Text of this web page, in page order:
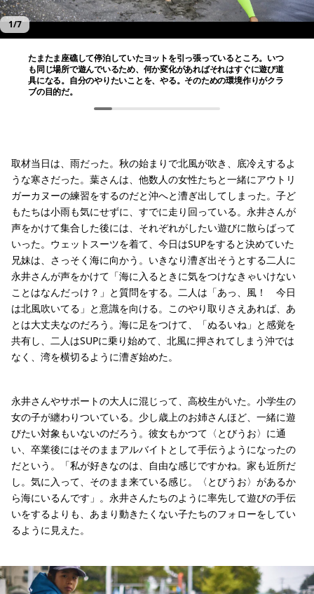
1/7
たまたま座礁して停泊していたヨットを引っ張っているところ。いつ
も同じ場所で遊んでいるため、何か変化があればそれはすぐに遊び道
具になる。自分のやりたいことを、やる。そのための環境作りがクラ
ブの目的だ。
取材当日は、雨だった。秋の始まりで北風が吹き、底冷えするよ
うな寒さだった。葉さんは、他数人の女性たちと一緒にアウトリ
ガーカヌーの練習をするのだと沖へと漕ぎ出してしまった。子ど
もたちは小雨も気にせずに、すでに走り回っている。永井さんが
声をかけて集合した後には、それぞれがしたい遊びに散らばって
いった。ウェットスーツを着て、今日はSUPをすると決めていた
兄妹は、さっそく海に向かう。いきなり漕ぎ出そうとする二人に
永井さんが声をかけて「海に入るときに気をつけなきゃいけない
ことはなんだっけ？」と質問をする。二人は「あっ、風！ 今日
は北風吹いてる」と意識を向ける。このやり取りさえあれば、あ
とは大丈夫なのだろう。海に足をつけて、「ぬるいね」と感覚を
共有し、二人はSUPに乗り始めて、北風に押されてしまう沖では
なく、湾を横切るように漕ぎ始めた。
永井さんやサポートの大人に混じって、高校生がいた。小学生の
女の子が纏わりついている。少し歳上のお姉さんほど、一緒に遊
びたい対象もいないのだろう。彼女もかつて〈とびうお〉に通
い、卒業後にはそのままアルバイトとして手伝うようになったの
だという。「私が好きなのは、自由な感じですかね。家も近所だ
し。気に入って、そのまま来ている感じ。〈とびうお〉があるか
ら海にいるんです」。永井さんたちのように率先して遊びの手伝
いをするよりも、あまり動きたくない子たちのフォローをしてい
るように見えた。